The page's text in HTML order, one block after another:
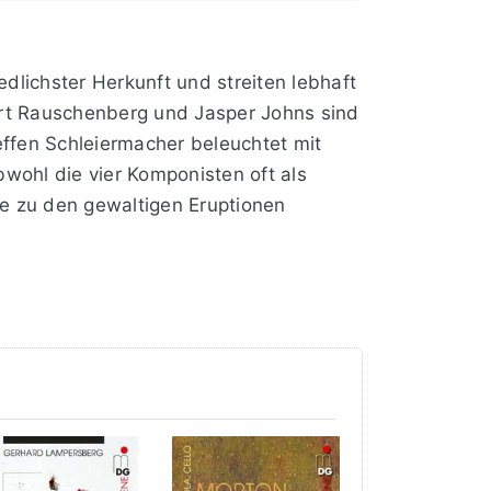
Herkunft und streiten lebhaft
Rauschenberg und Jasper Johns sind
Schleiermacher beleuchtet mit
die vier Komponisten oft als
zu den gewaltigen Eruptionen
Tempo? Wähle selbst!
Rolle als Komponist? Was darf, was
uneingeschränkt zur Entfaltung?
erinnert; Natürlich lässt